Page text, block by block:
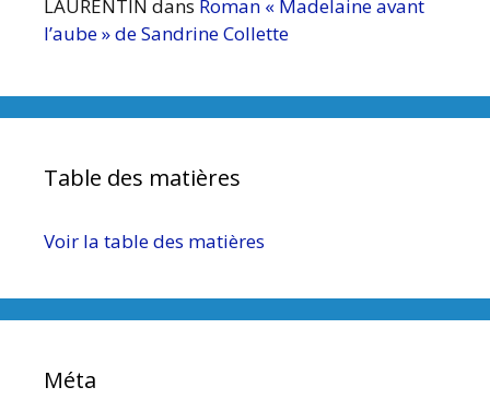
LAURENTIN dans Roman « Madelaine avant
l’aube » de Sandrine Collette
Table des matières
Voir la table des matières
Méta